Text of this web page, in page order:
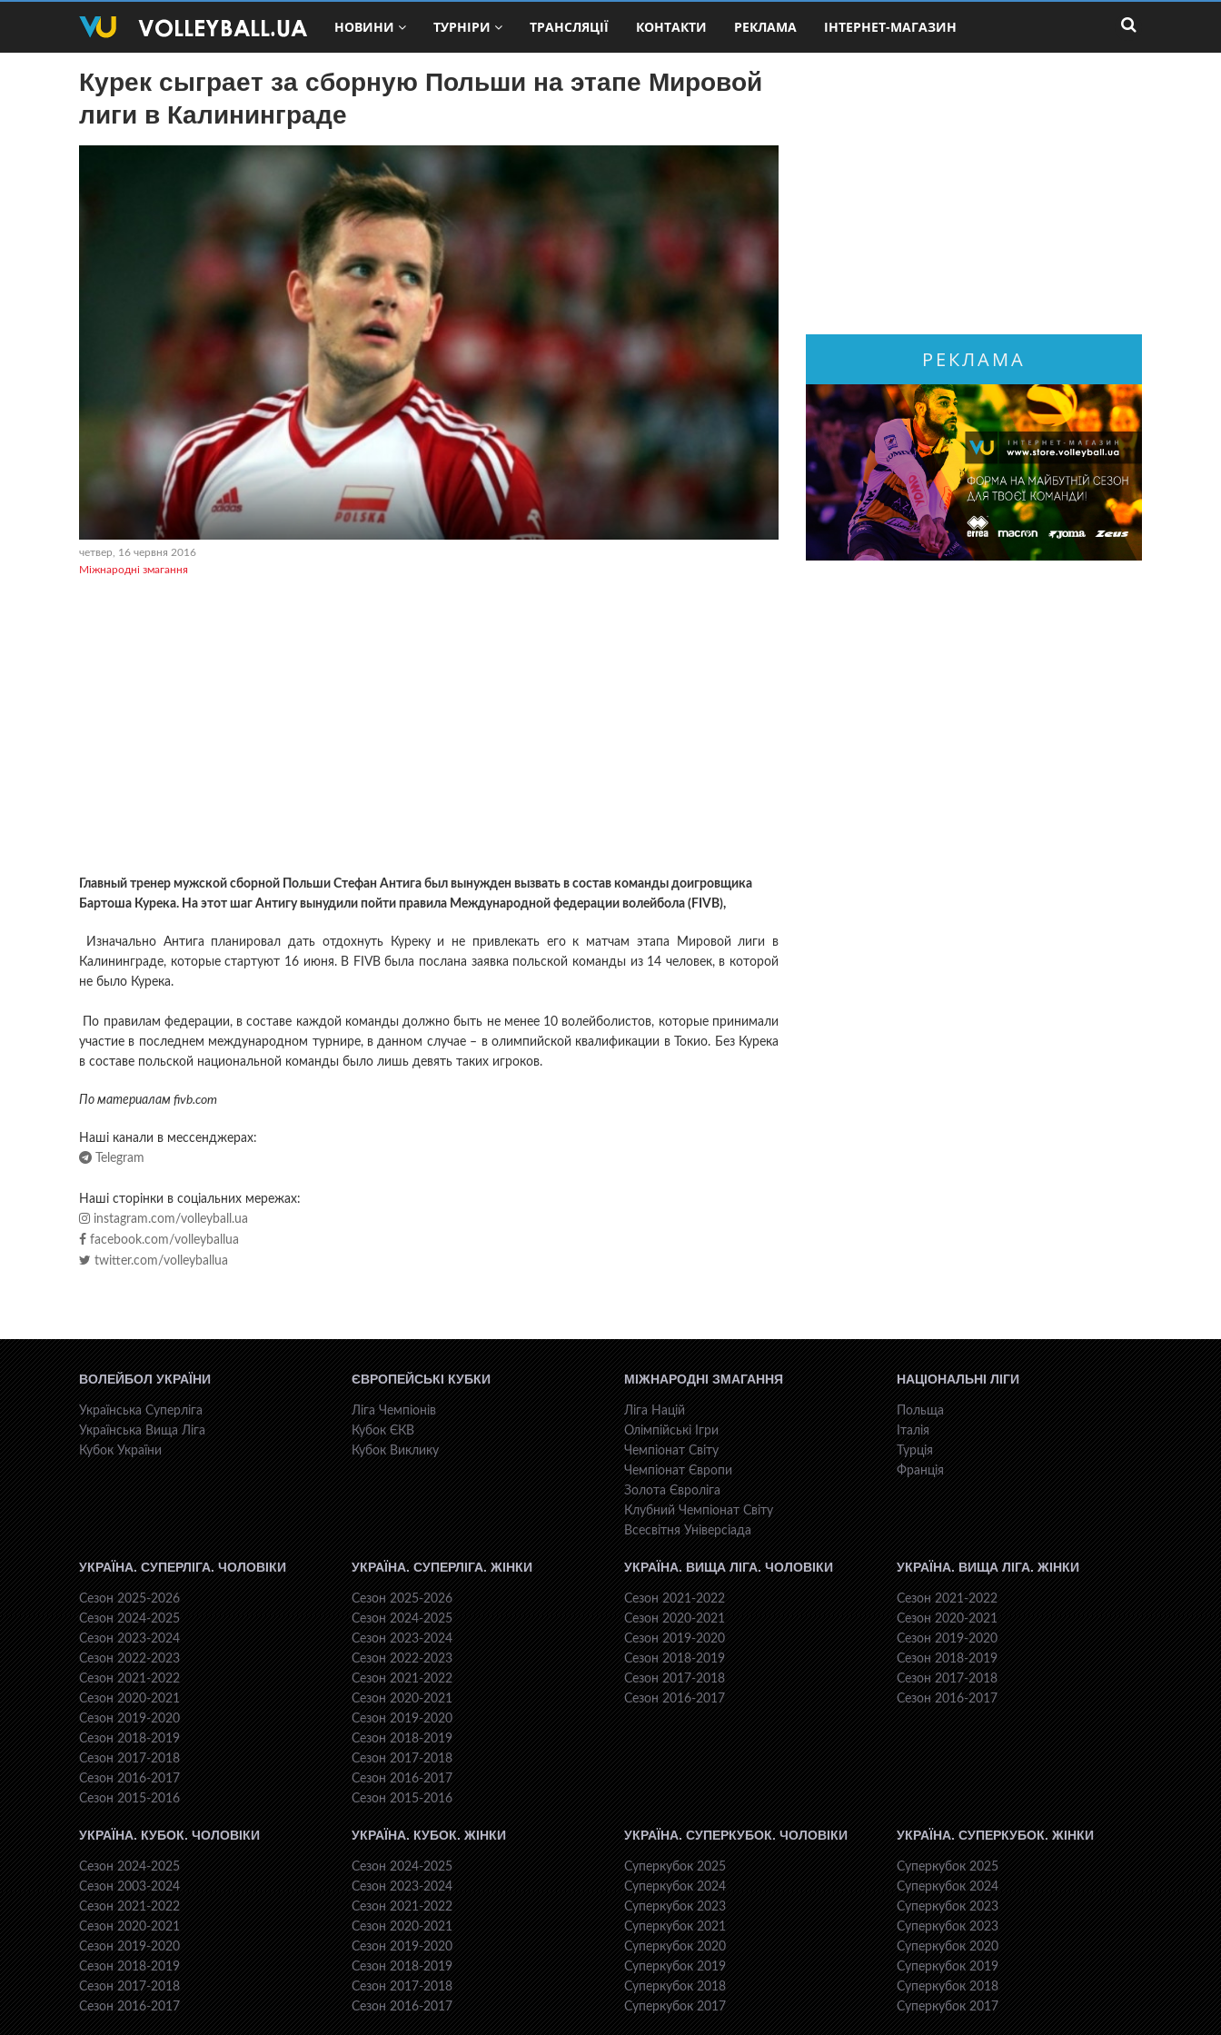
НОВИНИ ТУРНІРИ ТРАНСЛЯЦІЇ КОНТАКТИ РЕКЛАМА ІНТЕРНЕТ-МАГАЗИН
Курек сыграет за сборную Польши на этапе Мировой
лиги в Калининграде
четвер, 16 червня 2016
Міжнародні змагання
Главный тренер мужской сборной Польши Стефан Антига был вынужден вызвать в состав команды доигровщика
Бартоша Курека. На этот шаг Антигу вынудили пойти правила Международной федерации волейбола (FIVB),
Изначально Антига планировал дать отдохнуть Куреку и не привлекать его к матчам этапа Мировой лиги в
Калининграде, которые стартуют 16 июня. В FIVB была послана заявка польской команды из 14 человек, в которой
не было Курека.
По правилам федерации, в составе каждой команды должно быть не менее 10 волейболистов, которые принимали
участие в последнем международном турнире, в данном случае – в олимпийской квалификации в Токио. Без Курека
в составе польской национальной команды было лишь девять таких игроков.
По материалам fivb.com
Наші канали в мессенджерах:
Telegram
Наші сторінки в соціальних мережах:
instagram.com/volleyball.ua
facebook.com/volleyballua
twitter.com/volleyballua
РЕКЛАМА
ВОЛЕЙБОЛ УКРАЇНИ
Українська Суперліга
Українська Вища Ліга
Кубок України
ЄВРОПЕЙСЬКІ КУБКИ
Ліга Чемпіонів
Кубок ЄКВ
Кубок Виклику
МІЖНАРОДНІ ЗМАГАННЯ
Ліга Націй
Олімпійські Ігри
Чемпіонат Світу
Чемпіонат Європи
Золота Євроліга
Клубний Чемпіонат Світу
Всесвiтня Унiверсiaда
НАЦІОНАЛЬНІ ЛІГИ
Польща
Італія
Турція
Франція
УКРАЇНА. СУПЕРЛІГА. ЧОЛОВІКИ
Сезон 2025-2026
Сезон 2024-2025
Сезон 2023-2024
Сезон 2022-2023
Сезон 2021-2022
Сезон 2020-2021
Сезон 2019-2020
Сезон 2018-2019
Сезон 2017-2018
Сезон 2016-2017
Сезон 2015-2016
УКРАЇНА. СУПЕРЛІГА. ЖІНКИ
Сезон 2025-2026
Сезон 2024-2025
Сезон 2023-2024
Сезон 2022-2023
Сезон 2021-2022
Сезон 2020-2021
Сезон 2019-2020
Сезон 2018-2019
Сезон 2017-2018
Сезон 2016-2017
Сезон 2015-2016
УКРАЇНА. ВИЩА ЛІГА. ЧОЛОВІКИ
Сезон 2021-2022
Сезон 2020-2021
Сезон 2019-2020
Сезон 2018-2019
Сезон 2017-2018
Сезон 2016-2017
УКРАЇНА. ВИЩА ЛІГА. ЖІНКИ
Сезон 2021-2022
Сезон 2020-2021
Сезон 2019-2020
Сезон 2018-2019
Сезон 2017-2018
Сезон 2016-2017
УКРАЇНА. КУБОК. ЧОЛОВІКИ
Сезон 2024-2025
Сезон 2003-2024
Сезон 2021-2022
Сезон 2020-2021
Сезон 2019-2020
Сезон 2018-2019
Сезон 2017-2018
Сезон 2016-2017
УКРАЇНА. КУБОК. ЖІНКИ
Сезон 2024-2025
Сезон 2023-2024
Сезон 2021-2022
Сезон 2020-2021
Сезон 2019-2020
Сезон 2018-2019
Сезон 2017-2018
Сезон 2016-2017
УКРАЇНА. СУПЕРКУБОК. ЧОЛОВІКИ
Суперкубок 2025
Суперкубок 2024
Суперкубок 2023
Суперкубок 2021
Суперкубок 2020
Суперкубок 2019
Суперкубок 2018
Суперкубок 2017
УКРАЇНА. СУПЕРКУБОК. ЖІНКИ
Суперкубок 2025
Суперкубок 2024
Суперкубок 2023
Суперкубок 2023
Суперкубок 2020
Суперкубок 2019
Суперкубок 2018
Суперкубок 2017